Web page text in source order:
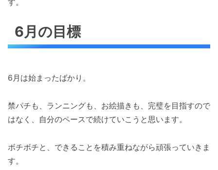
す。
6月の目標
6月は始まったばかり。
禁パチも、ランニングも、お絵描きも、完璧を目指すので
はなく、自分のペースで続けていこうと思います。
ボチボチと、できることを積み重ねながら頑張っていきま
す。